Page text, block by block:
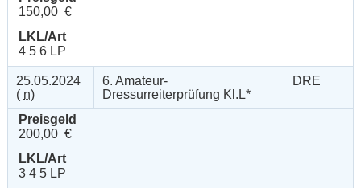
150,00 €
LKL/Art
4 5 6 LP
25.05.2024
( n)
6. Amateur-
Dressurreiterprüfung Kl.L*
DRE
Preisgeld
200,00 €
LKL/Art
3 4 5 LP